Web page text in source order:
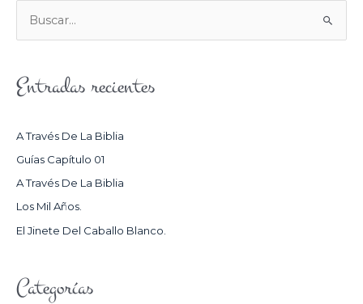
U
C
:
Entradas recientes
A Través De La Biblia
Guías Capítulo 01
A Través De La Biblia
Los Mil Años.
El Jinete Del Caballo Blanco.
Categorías